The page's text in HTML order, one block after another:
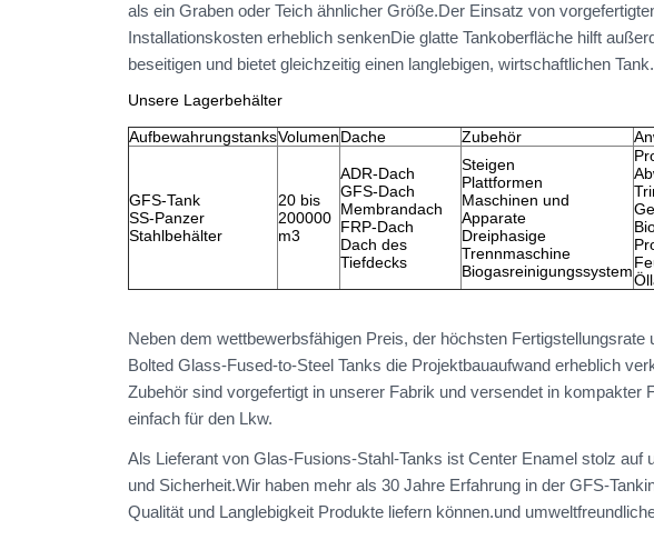
als ein Graben oder Teich ähnlicher Größe.Der Einsatz von
Installationskosten erheblich senkenDie glatte Tankoberfläche hilft
beseitigen und bietet gleichzeitig einen langlebigen, wirtschaftlichen Tank.
Unsere Lagerbehälter
AufbewahrungstanksVolumenDache Zubehör
GFS-Tank
SS-Panzer
Stahlbehälter
20 bis
200000
m3
ADR-Dach
GFS-Dach
Membrandach
FRP-Dach
Dach des
Tiefdecks
Steigen
Plattformen
Maschinen und
Apparate
Dreiphasige
Trennmaschine
Biogasreinigungssystem
Neben dem wettbewerbsfähigen Preis, der höchsten
Bolted Glass-Fused-to-Steel Tanks die Projektbauaufwand erheblich
Zubehör sind vorgefertigt in unserer Fabrik und versendet in
einfach für den Lkw.
Als Lieferant von Glas-Fusions-Stahl-Tanks ist Center Enamel stolz
und Sicherheit.Wir haben mehr als 30 Jahre Erfahrung in der GFS-
Qualität und Langlebigkeit Produkte liefern können.und
Hinterlassen Sie eine Nachricht Wir rufen
bald zurück!
Reichen Sie ein